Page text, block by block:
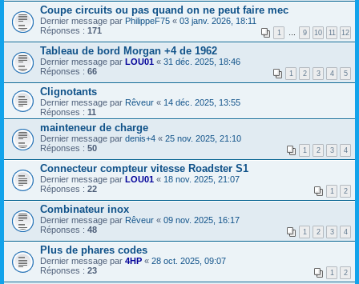
Coupe circuits ou pas quand on ne peut faire mec
Dernier message par PhilippeF75 « 03 janv. 2026, 18:11
Réponses : 171 1 … 9 10 11 12
Tableau de bord Morgan +4 de 1962
Dernier message par LOU01 « 31 déc. 2025, 18:46
Réponses : 66 1 2 3 4 5
Clignotants
Dernier message par Rêveur « 14 déc. 2025, 13:55
Réponses : 11
mainteneur de charge
Dernier message par denis+4 « 25 nov. 2025, 21:10
Réponses : 50 1 2 3 4
Connecteur compteur vitesse Roadster S1
Dernier message par LOU01 « 18 nov. 2025, 21:07
Réponses : 22 1 2
Combinateur inox
Dernier message par Rêveur « 09 nov. 2025, 16:17
Réponses : 48 1 2 3 4
Plus de phares codes
Dernier message par 4HP « 28 oct. 2025, 09:07
Réponses : 23 1 2